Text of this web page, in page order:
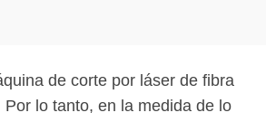
de corte por láser de fibra
lo tanto, en la medida de lo